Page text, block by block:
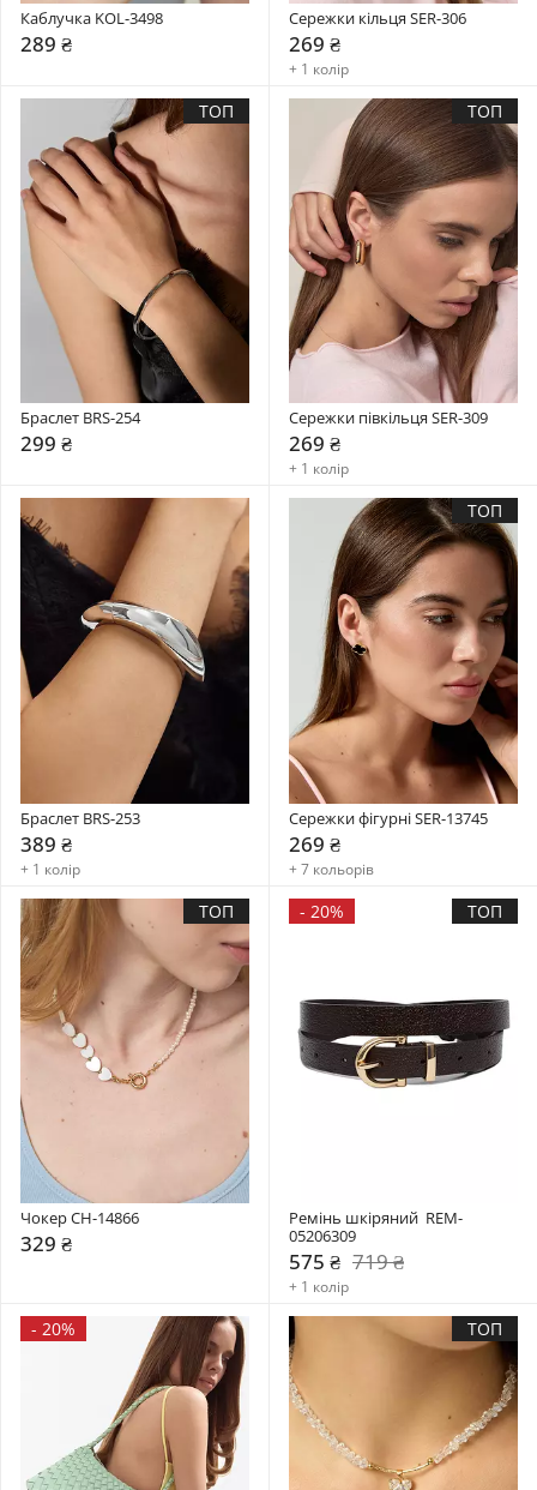
Каблучка KOL-3498
289 ₴
Сережки кільця SER-306
269 ₴
+ 1 колір
ТОП
Браслет BRS-254
299 ₴
ТОП
Сережки півкільця SER-309
269 ₴
+ 1 колір
Браслет BRS-253
389 ₴
+ 1 колір
ТОП
Сережки фігурні SER-13745
269 ₴
+ 7 кольорів
ТОП
Чокер CH-14866
329 ₴
- 20% ТОП
Ремінь шкіряний  REM-
05206309
575 ₴ 719 ₴
+ 1 колір
- 20% ТОП